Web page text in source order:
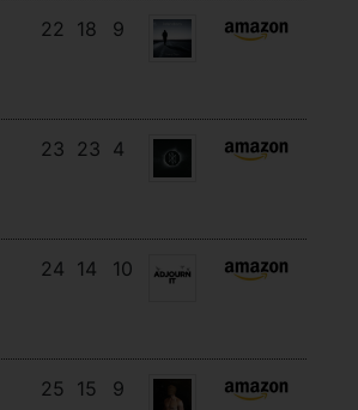
22 18 9
23 23 4
24 14 10
25 15 9